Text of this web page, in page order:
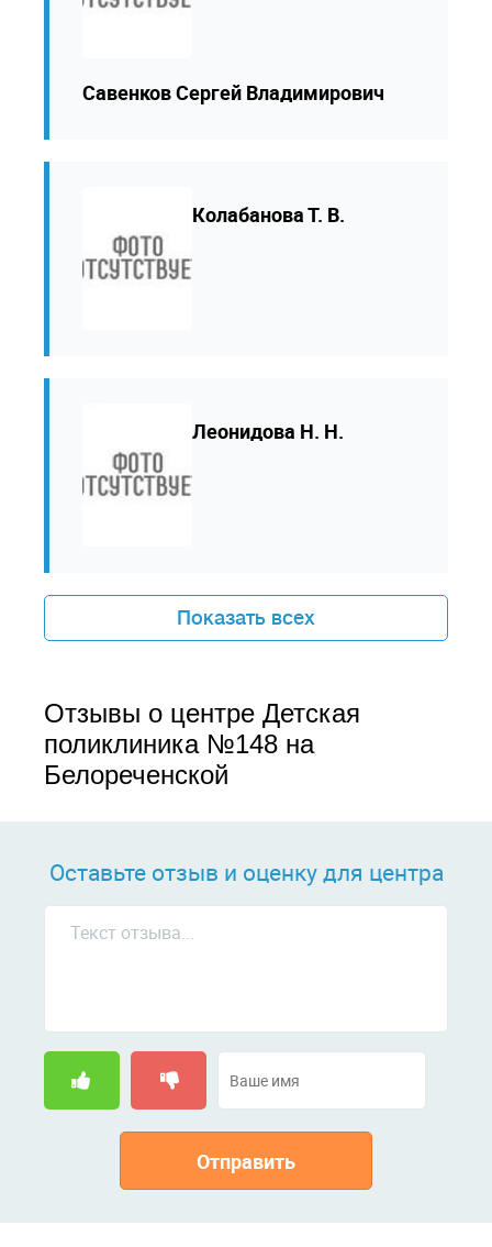
Савенков Сергей Владимирович
Колабанова Т. В.
Леонидова Н. Н.
Показать всех
Отзывы о центре Детская
поликлиника №148 на
Белореченской
Оставьте отзыв и оценку для центра
Отправить